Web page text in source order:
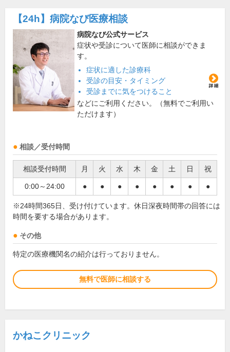
【24h】 病院なび医療相談
病院なび公式サービス
症状や受診について医師に相談ができま
す。
症状に適した診療科
受診の目安・タイミング
受診までに気をつけること
などにご利用ください。（無料でご利用い
ただけます）
相談／受付時間
相談受付時間 月 火 水 木 金 土 日 祝
0:00～24:00 ● ● ● ● ● ● ● ●
※24時間365日、受け付けています。休日深夜時間帯の回答には
時間を要する場合があります。
その他
特定の医療機関名の紹介は行っておりません。
無料で医師に相談する
かねこクリニック